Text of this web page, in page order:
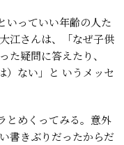
いっていい年齢の人た
江さんは、「なぜ子供
た疑問に答えたり、
）ない」と いうメッセ
とめくってみる。意外
書きぶりだったからだ